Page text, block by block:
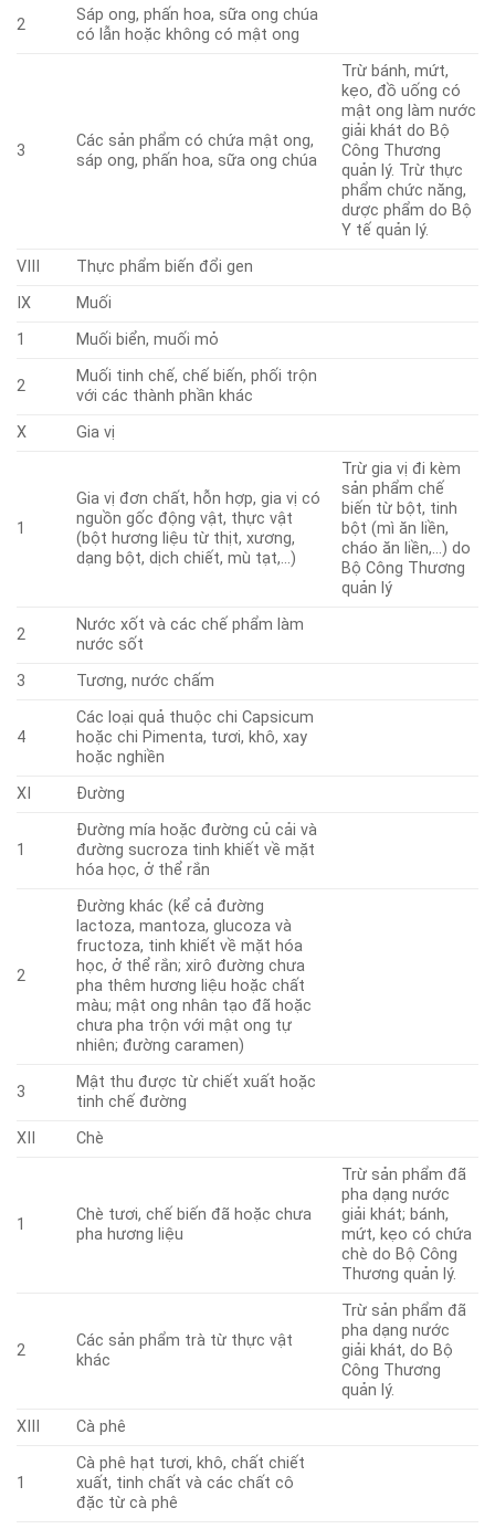
2
Sáp ong, phấn hoa, sữa ong chúa
có lẫn hoặc không có mật ong
3
Các sản phẩm có chứa mật ong,
sáp ong, phấn hoa, sữa ong chúa
Trừ bánh, mứt,
kẹo, đồ uống có
mật ong làm nước
giải khát do Bộ
Công Thương
quản lý. Trừ thực
phẩm chức năng,
dược phẩm do Bộ
Y tế quản lý.
VIII
Thực phẩm biến đổi gen
IX
Muối
1
Muối biển, muối mỏ
2
Muối tinh chế, chế biến, phối trộn
với các thành phần khác
X
Gia vị
1
Gia vị đơn chất, hỗn hợp, gia vị có
nguồn gốc động vật, thực vật
(bột hương liệu từ thịt, xương,
dạng bột, dịch chiết, mù tạt,…)
Trừ gia vị đi kèm
sản phẩm chế
biến từ bột, tinh
bột (mì ăn liền,
cháo ăn liền,…) do
Bộ Công Thương
quản lý
2
Nước xốt và các chế phẩm làm
nước sốt
3
Tương, nước chấm
4
Các loại quả thuộc chi Capsicum
hoặc chi Pimenta, tươi, khô, xay
hoặc nghiền
XI
Đường
1
Đường mía hoặc đường củ cải và
đường sucroza tinh khiết về mặt
hóa học, ở thể rắn
2
Đường khác (kể cả đường
lactoza, mantoza, glucoza và
fructoza, tinh khiết về mặt hóa
học, ở thể rắn; xirô đường chưa
pha thêm hương liệu hoặc chất
màu; mật ong nhân tạo đã hoặc
chưa pha trộn với mật ong tự
nhiên; đường caramen)
3
Mật thu được từ chiết xuất hoặc
tinh chế đường
XII
Chè
1
Chè tươi, chế biến đã hoặc chưa
pha hương liệu
Trừ sản phẩm đã
pha dạng nước
giải khát; bánh,
mứt, kẹo có chứa
chè do Bộ Công
Thương quản lý.
2
Các sản phẩm trà từ thực vật
khác
Trừ sản phẩm đã
pha dạng nước
giải khát, do Bộ
Công Thương
quản lý.
XIII
Cà phê
1
Cà phê hạt tươi, khô, chất chiết
xuất, tinh chất và các chất cô
đặc từ cà phê